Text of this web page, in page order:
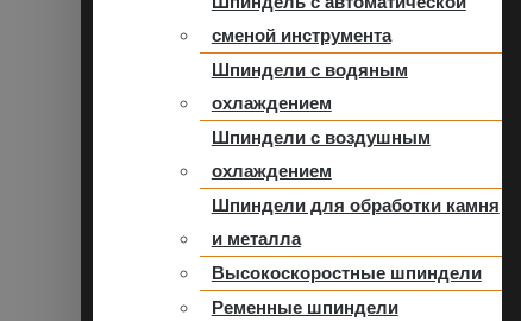
сменой инструмента
Шпиндели с водяным
охлаждением
Шпиндели с воздушным
охлаждением
Шпиндели для обработки камня
и металла
Высокоскоростные шпиндели
Ременные шпиндели